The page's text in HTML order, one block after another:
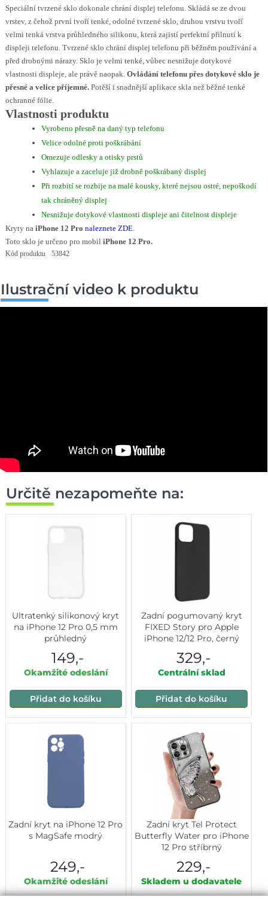
Speciální tvrzené sklo dokonale chrání displej telefonu. Skládá se ze dvou
vrstev, z čehož první tvoří tenké, odolné tvrzené sklo, druhou vrstvu tvoří
velmi tenká vrstva průhledného silikonu, která zajistí perfektní přilnutí k
displeji telefonu. Tvrzené sklo chrání displej telefonu při běžném používání a
před drobnými nárazy. Sklo je velmi tenké, vůbec nesnižuje dotykové
vlastnosti displeje, ale právě naopak. Ovládání telefonu přes dotykové sklo je
přesné a velice příjemné.Potěší i snadnější aplikace skla než běžné tenké
ochranné fólie.
Vlastnosti produktu
Vyrobeno přesně na daný typ telefonu
Velice odolné proti poškrábání
Omezuje odlesky a otisky prstů
Vyhlazuje a zaceluje již drobně poškrábaný displej
Při rozbití se rozbije na malé kousky, které nejsou ostré, nepoškodí
tak chráněný displej
Nesnižuje dotykové vlastnosti displeje ani čitelnost displeje
Kryty na iPhone 12 Pro naleznete ZDE.
Toto sklo je určeno pro mobil iPhone 12 Pro.
Kód produktu 53842
Ilustrační video k produktu
Určitě nezapomeňte na:
Ultratenký silikonový kryt
na iPhone 12 Pro 0,5 mm
průhledný
149,-
Okamžité odeslání
Přidat do košíku
Zadní pogumovaný kryt
FIXED Story pro Apple
iPhone 12/12 Pro, černý
329,-
Centrální sklad
Přidat do košíku
Zadní kryt na iPhone 12 Pro
s MagSafe modrý
249,-
Okamžité odeslání
Zadní kryt Tel Protect
Butterfly Water pro iPhone
12 Pro stříbrný
229,-
Skladem u dodavatele